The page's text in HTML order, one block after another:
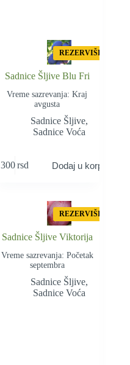
REZERVIŠI
Sadnice Šljive Blu Fri
Vreme sazrevanja: Kraj
avgusta
Sadnice Šljive,
Sadnice Voća
300 rsd Dodaj u korpu
REZERVIŠI
Sadnice Šljive Viktorija
Vreme sazrevanja: Početak
septembra
Sadnice Šljive,
Sadnice Voća